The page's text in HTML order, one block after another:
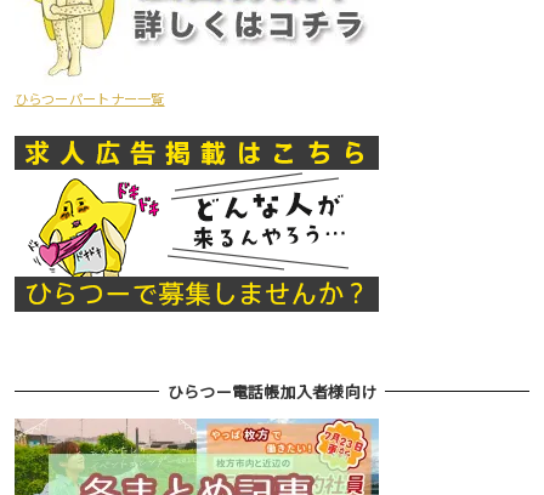
ひらつーパートナー一覧
ひらつー電話帳加入者様向け